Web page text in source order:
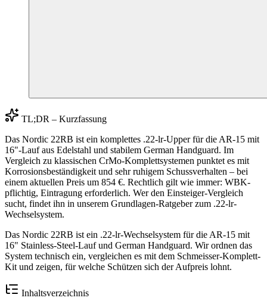
TL;DR – Kurzfassung
Das Nordic 22RB ist ein komplettes .22-lr-Upper für die AR-15 mit
16"-Lauf aus Edelstahl und stabilem German Handguard. Im
Vergleich zu klassischen CrMo-Komplettsystemen punktet es mit
Korrosionsbeständigkeit und sehr ruhigem Schussverhalten – bei
einem aktuellen Preis um 854 €. Rechtlich gilt wie immer: WBK-
pflichtig, Eintragung erforderlich. Wer den Einsteiger-Vergleich
sucht, findet ihn in unserem Grundlagen-Ratgeber zum .22-lr-
Wechselsystem.
Das Nordic 22RB ist ein .22-lr-Wechselsystem für die AR-15 mit
16" Stainless-Steel-Lauf und German Handguard. Wir ordnen das
System technisch ein, vergleichen es mit dem Schmeisser-Komplett-
Kit und zeigen, für welche Schützen sich der Aufpreis lohnt.
Inhaltsverzeichnis